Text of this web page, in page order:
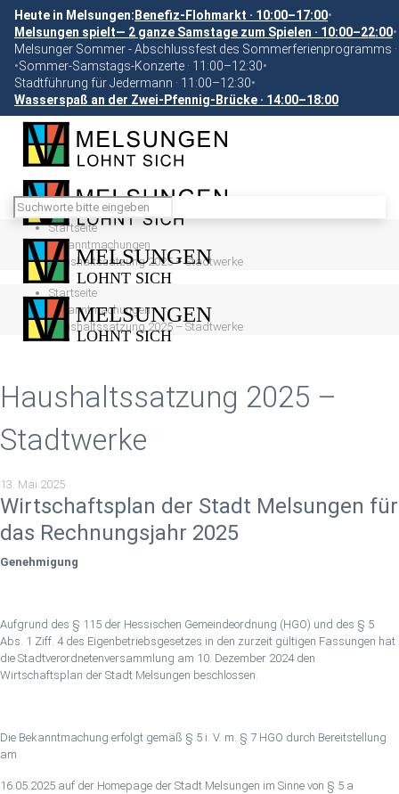
Heute in Melsungen: Benefiz-Flohmarkt · 10:00–17:00•
Melsungen spielt— 2 ganze Samstage zum Spielen · 10:00–22:00•
Melsunger Sommer - Abschlussfest des Sommerferienprogramms
•Sommer-Samstags-Konzerte · 11:00–12:30•
Stadtführung für Jedermann · 11:00–12:30•
Wasserspaß an der Zwei-Pfennig-Brücke · 14:00–18:00
Startseite
Bekanntmachungen
Haushaltssatzung 2025 – Stadtwerke
Startseite
Bekanntmachungen
Haushaltssatzung 2025 – Stadtwerke
Haushaltssatzung 2025 –
Stadtwerke
13. Mai 2025
Wirtschaftsplan der Stadt Melsungen für
das Rechnungsjahr 2025
Genehmigung
Aufgrund des § 115 der Hessischen Gemeindeordnung (HGO) und des § 5
Abs. 1 Ziff. 4 des Eigenbetriebsgesetzes in den zurzeit gültigen Fassungen hat
die Stadtverordnetenversammlung am 10. Dezember 2024 den
Wirtschaftsplan der Stadt Melsungen beschlossen.
Die Bekanntmachung erfolgt gemäß § 5 i. V. m. § 7 HGO durch Bereitstellung
am
16.05.2025 auf der Homepage der Stadt Melsungen im Sinne von § 5 a